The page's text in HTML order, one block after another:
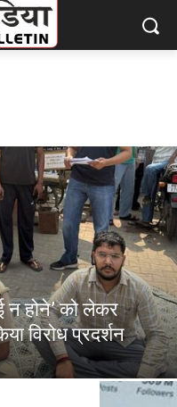
न होने’ को लेकर
विरोध प्रदर्शन